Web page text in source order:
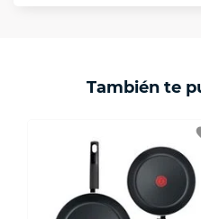
- Certificados de
- Sello de confianza
disposiciones legales y
Asociación Mexicana
- Nos encontramos en
de la Asociación de
También te